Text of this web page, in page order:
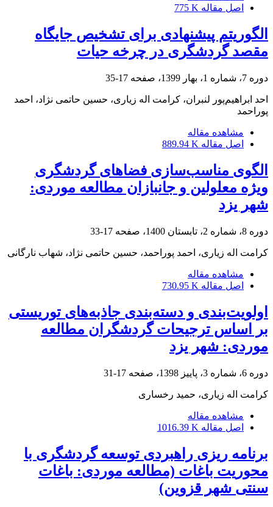
اصل مقاله 775 K
الگوریتم پیشنهادی برای تشخیص جایگاه
مقصد گردشگری در چرخه حیات
دوره 7، شماره 1، بهار 1399، صفحه 17-35
احد ابراهیم‌پور لنبران، کرامت اله زیاری، حسین حاتمی نژاد، احمد
پوراحمد
مشاهده مقاله
اصل مقاله 889.94 K
الگوی مناسب‌سازی فضاهای گردشگری
ویژه معلولین و جانبازان مطالعه موردی:
شهر یزد
دوره 8، شماره 2، تابستان 1400، صفحه 17-33
کرامت اله زیاری، احمد پوراحمد، حسین حاتمی نژاد، شهاب نارگانی
مشاهده مقاله
اصل مقاله 730.95 K
اولویت‌بندی و دسته‌بندی جاذبه‌های توریستی
بر اساس ترجیحات گردشگران مطالعه
موردی: شهر یزد
دوره 6، شماره 3، پاییز 1398، صفحه 17-31
کرامت اله زیاری، حمید رخساری
مشاهده مقاله
اصل مقاله 1016.39 K
برنامه ریزی راهبردی توسعه گردشگری با
محوریت باغات (مطالعه موردی: باغات
سنتی شهر قزوین)